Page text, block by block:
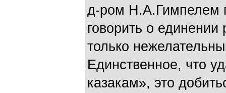
д-ром Н.А.Гимпелем
говорить о единении
только
Единственное, что
казакам», это